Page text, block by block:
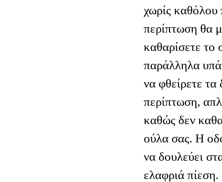
χωρίς
περίπτωση θα
καθαρίσετε το
παράλληλα
να φθείρετε
περίπτωση,
καθώς δεν
ούλα σας. Η
να δουλεύει
ελαφριά πίεση.